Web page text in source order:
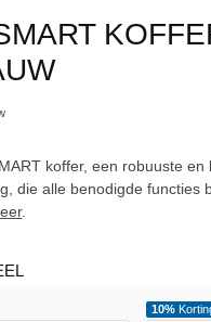
koffer, een robuuste
die alle benodigde functies
.
10%